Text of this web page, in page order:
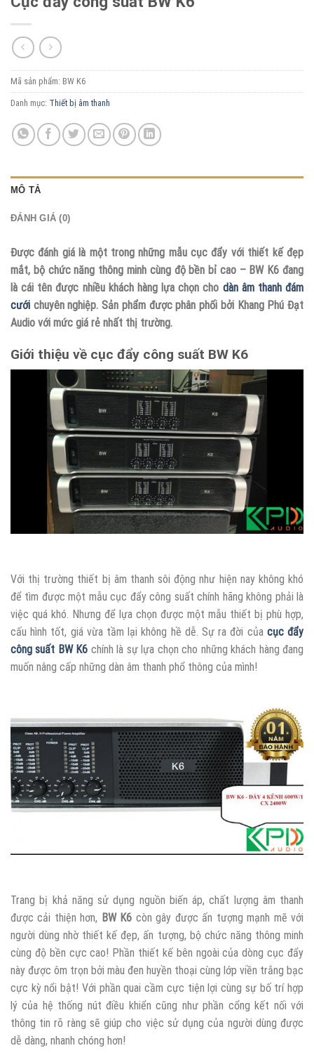
Mã sản phẩm: BW K6
Danh mục: Thiết bị âm thanh
MÔ TẢ
ĐÁNH GIÁ (0)
Được đánh giá là một trong những mẫu cục đẩy với thiết kế đẹp
mắt, bộ chức năng thông minh cùng độ bền bỉ cao – BW K6 đang
là cái tên được nhiều khách hàng lựa chọn cho dàn âm thanh đám
cưới chuyên nghiệp. Sản phẩm được phân phối bởi Khang Phú Đạt
Audio với mức giá rẻ nhất thị trường.
Giới thiệu về cục đẩy công suất BW K6
Với thị trường thiết bị âm thanh sôi động như hiện nay không khó
để tìm được một mẫu cục đẩy công suất chính hãng không phải là
việc quá khó. Nhưng để lựa chọn được một mẫu thiết bị phù hợp,
cấu hình tốt, giá vừa tầm lại không hề dễ. Sự ra đời của cục đẩy
công suất BW K6 chính là sự lựa chọn cho những khách hàng đang
muốn nâng cấp những dàn âm thanh phổ thông của mình!
Trang bị khả năng sử dụng nguồn biến áp, chất lượng âm thanh
được cải thiện hơn, BW K6 còn gây được ấn tượng mạnh mẽ với
người dùng nhờ thiết kế đẹp, ấn tượng, bộ chức năng thông minh
cùng độ bền cực cao! Phần thiết kế bên ngoài của dòng cục đẩy
này được ôm trọn bởi màu đen huyền thoại cùng lớp viền trắng bạc
cực kỳ nổi bật! Với phần quai cầm cực tiện lợi cùng sự bố trí hợp
lý của hệ thống nút điều khiển cũng như phần cổng kết nối với
thông tin rõ ràng sẽ giúp cho việc sử dụng của người dùng được
dễ dàng, nhanh chóng hơn!